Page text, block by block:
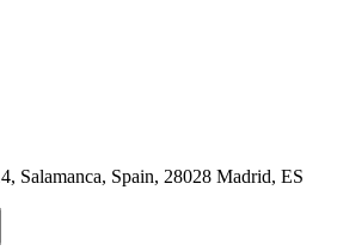
Salamanca, Spain, 28028 Madrid, ES